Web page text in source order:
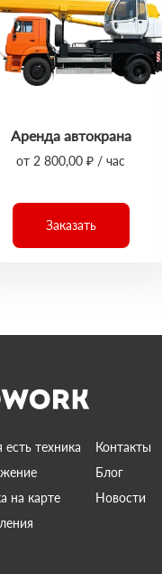
Аренда автокрана
от 2 800,00 ₽ / час
Заказать
техника
Контакты
Блог
на карте
Новости